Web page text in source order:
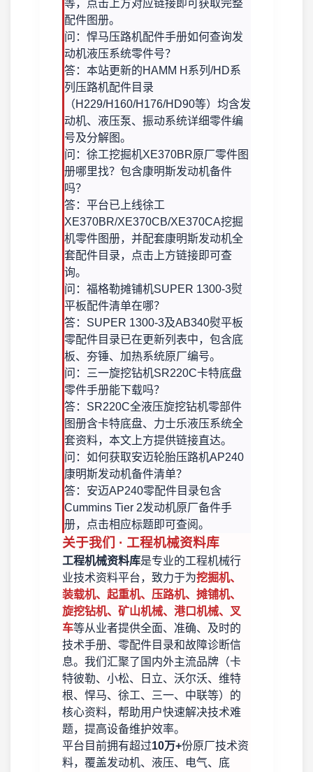
等，点击上方对应链接即可获取完整
配件图册。
问：悍马压路机配件手册如何查询发
动机液压系统零件号？
答：本站更新的HAMM H系列/HD系
列压路机配件目录
（H229/H160/H176/HD90等）均含发
动机、液压泵、振动系统详细零件编
号及分解图。
问：徐工挖掘机XE370BR原厂零件图
册哪里找？包含康明斯发动机备件
吗？
答：平台已上线徐工
XE370BR/XE370CB/XE370CA挖掘
机零件图册，并配套康明斯发动机全
套配件目录，点击上方链接即可查
询。
问：福格勒摊铺机SUPER 1300-3熨
平板配件清单在哪？
答：SUPER 1300-3及AB340熨平板
零配件目录已在更新列表中，包含底
板、夯锤、加热系统原厂编号。
问：三一旋挖钻机SR220C卡特底盘
零件手册能下载吗？
答：SR220C全液压旋挖钻机零部件
图册含卡特底盘、力士乐液压系统全
套资料，本文上方提供链接直达。
问：如何获取安迈轮胎压路机AP240
康明斯发动机备件清单？
答：安迈AP240零配件目录包含
Cummins Tier 2发动机原厂备件手
册，点击相应标题即可查阅。
关于我们 · 工程机械资料库
工程机械资料库是专业的工程机械行
业技术资料平台，致力于为挖掘机、
装载机、起重机、压路机、摊铺机、
旋挖钻机、矿山机械、港口机械、叉
车等从业者提供全面、准确、及时的
技术手册、零配件目录和故障诊断信
息。我们汇聚了国内外主流品牌（卡
特彼勒、小松、日立、沃尔沃、维特
根、悍马、徐工、三一、中联等）的
核心资料，帮助用户快速解决技术难
题，提高设备维护效率。
平台目前拥有超过10万+份原厂技术资
料，覆盖发动机、液压、电气、底